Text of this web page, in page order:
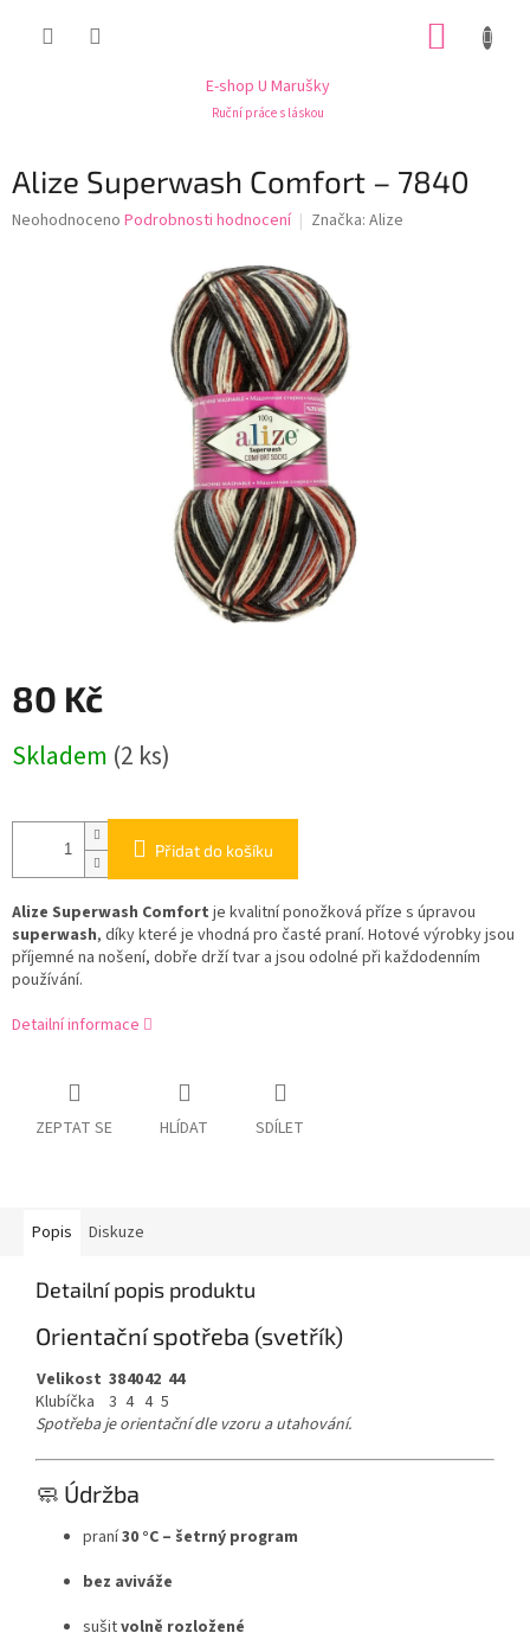
E-shop U Marušky
Ruční práce s láskou
Alize Superwash Comfort – 7840
Průměrné
Neohodnoceno Podrobnosti hodnocení Značka: Alize
80 Kč
cena:
Skladem (2 ks)
Přidat do košíku
Alize Superwash Comfort je kvalitní ponožková příze s úpravou
superwash, díky které je vhodná pro časté praní. Hotové výrobky jsou
příjemné na nošení, dobře drží tvar a jsou odolné při každodenním
používání.
Detailní informace
ZEPTAT SE HLÍDAT SDÍLET
Popis Diskuze
Detailní popis produktu
Orientační spotřeba (svetřík)
Velikost 384042 44
Klubíčka
3 4 4 5
Spotřeba je orientační dle vzoru a utahování.
🧼 Údržba
praní30 °C – šetrný program
bez aviváže
sušitvolně rozložené